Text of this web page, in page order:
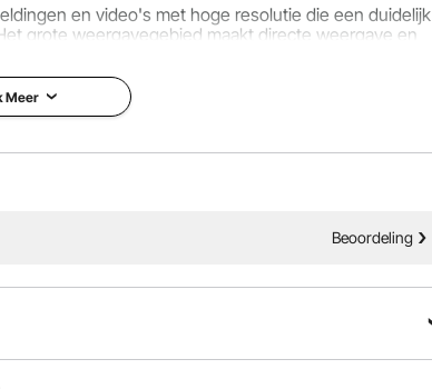
en video's met hoge resolutie die een duidelijk
grote weergavegebied maakt directe weergave en
Meer
Beoordeling